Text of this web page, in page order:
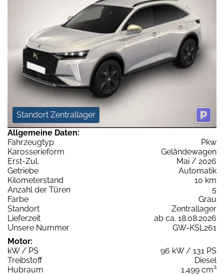
Standort Zentrallager
Allgemeine Daten:
Fahrzeugtyp
Pkw
Karosserieform
Geländewagen
Erst-Zul.
Mai / 2026
Getriebe
Automatik
Kilometerstand
10 km
Anzahl der Türen
5
Farbe
Grau
Standort
Zentrallager
Lieferzeit
ab ca. 18.08.2026
Unsere Nummer
GW-KSL261
Motor:
kW / PS
96 kW / 131 PS
Treibstoff
Diesel
Hubraum
1.499 cm³